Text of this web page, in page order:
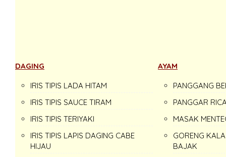
DAGING
IRIS TIPIS LADA HITAM
IRIS TIPIS SAUCE TIRAM
IRIS TIPIS TERIYAKI
IRIS TIPIS LAPIS DAGING CABE
HIJAU
AYAM
PANGGANG
PANGGAR
MASAK
GORENG
BAJAK